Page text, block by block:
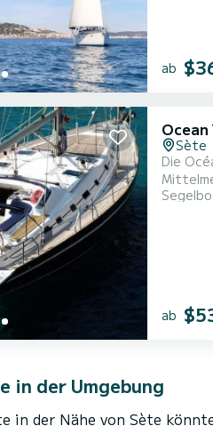
ab
Ocean
Sète
Die
Mittelmeers nicht unbemerkt.
ab
in der Umgebung
in der Nähe von Sète